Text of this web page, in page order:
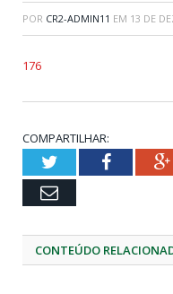
POR CR2-ADMIN11 EM 13 DE
176
COMPARTILHAR:
TwitterFacebook
Email
CONTEÚDO